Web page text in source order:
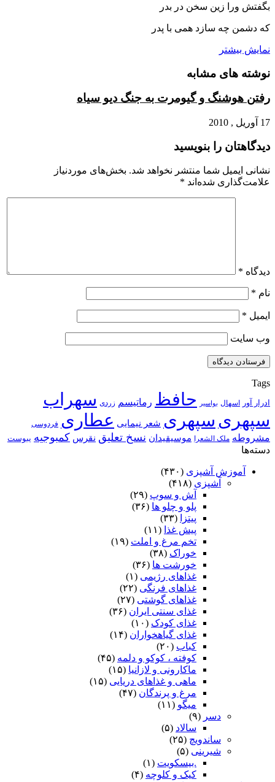
بگفتش ورا زین سخن در بدر
که دشمن چه سازد همى با پدر
نمایش بیشتر
نوشته های مشابه
رفتن هوشنگ و گیومرت به جنگ دیو سیاه
17 آوریل , 2010
دیدگاهتان را بنویسید
نشانی ایمیل شما منتشر نخواهد شد. بخش‌های موردنیاز
علامت‌گذاری شده‌اند *
دیدگاه *
نام *
ایمیل *
وب‌ سایت
Tags
ادرار آور اسهال بواسیر حافظ رماتیسم زردی سهراب
سپهری سپهری شعر نیمایی عطاری فردوسی
مشروطه ملک الشعرا موسیقیدان نسخ تعلیق نقرس کمبوجیه یبوست
دسته‌ها
آموزش آشپزی (۴۳۰)
آشپزی (۴۱۸)
آش و سوپ (۲۹)
پلو و چلو ها (۳۶)
پیتزا
(۳۳)
پیش غذا (۱۱)
تخم مرغ و املت (۱۹)
خوراک (۳۸)
خورشت ها (۳۶)
غذاهای رژیمی (۱)
غذاهای فرنگی (۲۲)
غذاهای گوشتی (۲۷)
غذای سنتی ایران (۳۶)
غذای کودک (۱۰)
غذای گیاهخواران (۱۴)
کباب (۲۰)
کوفته ، کوکو و دلمه (۴۵)
ماکارونی و لازانیا (۱۵)
ماهی و غذاهای دریایی (۱۵)
مرغ و پرندگان (۴۷)
میگو (۱۱)
دسر (۹)
سالاد (۵)
ساندویچ (۲۵)
شیرینی (۵)
.بیسکویت (۱)
کیک و کلوچه (۴)